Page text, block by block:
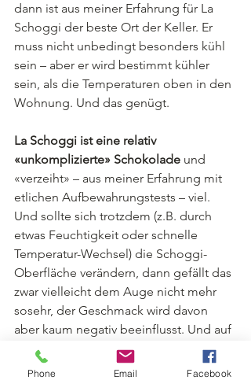
dann ist aus meiner Erfahrung für La
Schoggi der beste Ort der Keller. Er
muss nicht unbedingt besonders kühl
sein – aber er wird bestimmt kühler
sein, als die Temperaturen oben in den
Wohnung. Und das genügt.
La Schoggi ist eine relativ
«unkomplizierte» Schokolade und
«verzeiht» – aus meiner Erfahrung mit
etlichen Aufbewahrungstests – viel.
Und sollte sich trotzdem (z.B. durch
etwas Feuchtigkeit oder schnelle
Temperatur-Wechsel) die Schoggi-
Oberfläche verändern, dann gefällt das
zwar vielleicht dem Auge nicht mehr
sosehr, der Geschmack wird davon
aber kaum negativ beeinflusst. Und auf
die Geniessbarkeit hat es keinen
Einfluss.
Phone Email Facebook